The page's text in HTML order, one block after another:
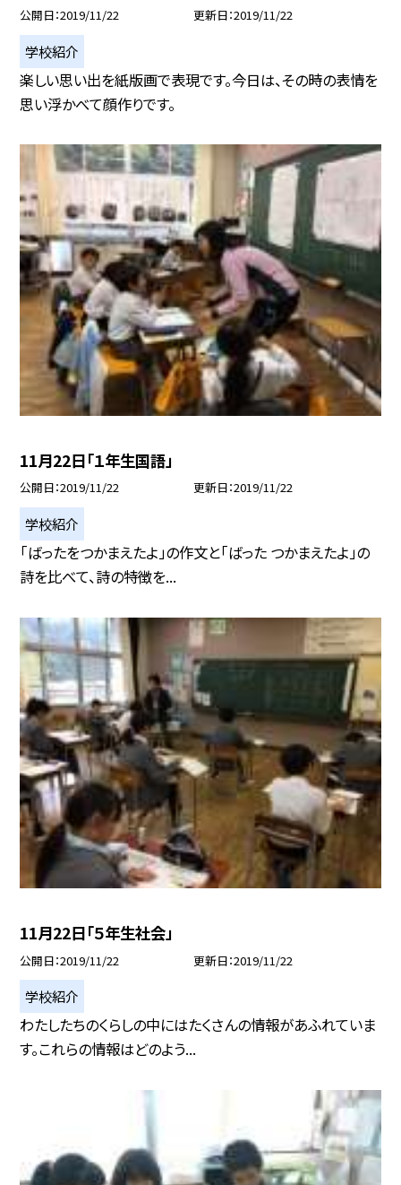
公開日 2019/11/22 更新日 2019/11/22
学校紹介
楽しい思い出を紙版画で表現です。今日は、その時の表情を
思い浮かべて顔作りです。
11月22日「１年生国語」
公開日 2019/11/22 更新日 2019/11/22
学校紹介
「ばったをつかまえたよ」の作文と「ばった つかまえたよ」の
詩を比べて、詩の特徴を...
11月22日「５年生社会」
公開日 2019/11/22 更新日 2019/11/22
学校紹介
わたしたちのくらしの中にはたくさんの情報があふれていま
す。これらの情報はどのよう...